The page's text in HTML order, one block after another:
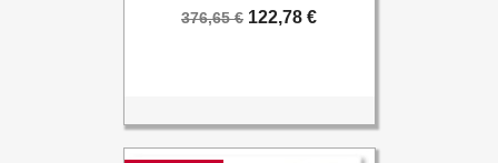
Prix
376,65 € Prix
122,78 €